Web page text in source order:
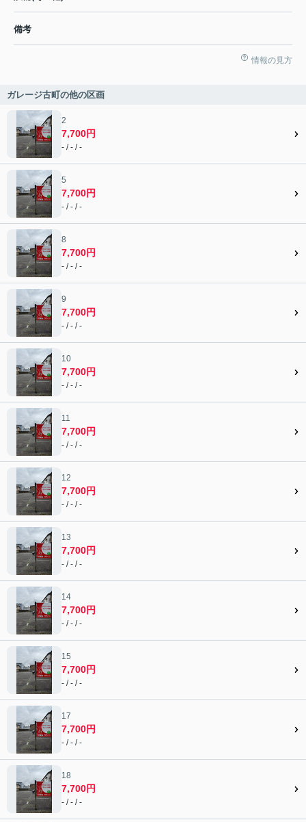
備考
情報の見方
ガレージ古町の他の区画
2
7,700円
- / - / -
5
7,700円
- / - / -
8
7,700円
- / - / -
9
7,700円
- / - / -
10
7,700円
- / - / -
11
7,700円
- / - / -
12
7,700円
- / - / -
13
7,700円
- / - / -
14
7,700円
- / - / -
15
7,700円
- / - / -
17
7,700円
- / - / -
18
7,700円
- / - / -